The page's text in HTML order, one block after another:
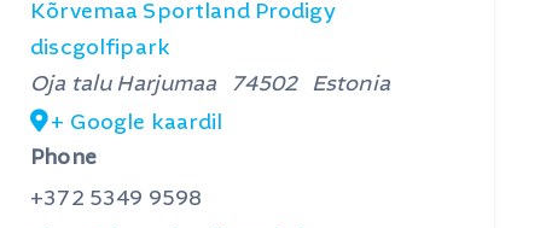
Kõrvemaa Sportland Prodigy
discgolfipark
Oja talu Harjumaa 74502
Estonia
+ Google kaardil
Phone
+372 5349 9598